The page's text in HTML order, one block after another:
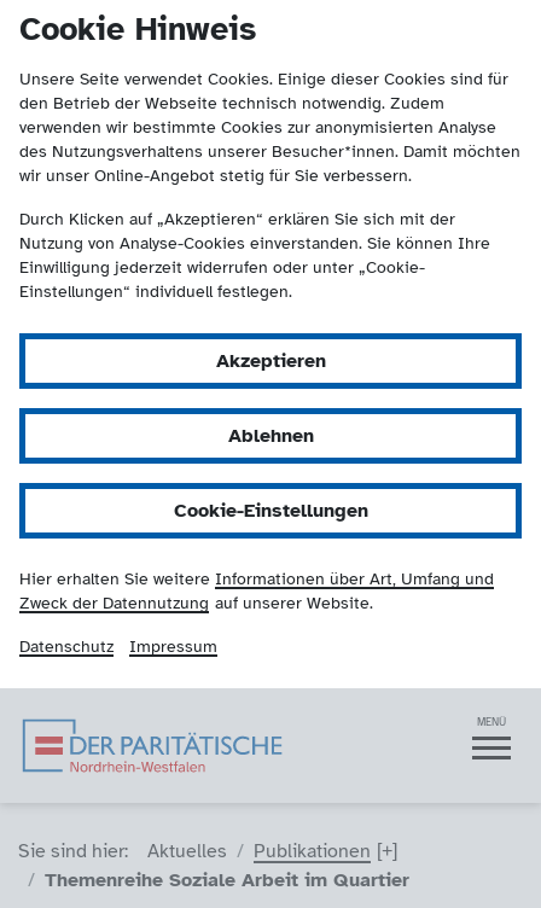
Cookie Hinweis
Unsere Seite verwendet Cookies. Einige dieser Cookies sind für
den Betrieb der Webseite technisch notwendig. Zudem
verwenden wir bestimmte Cookies zur anonymisierten Analyse
des Nutzungsverhaltens unserer Besucher*innen. Damit möchten
wir unser Online-Angebot stetig für Sie verbessern.
Durch Klicken auf „Akzeptieren“ erklären Sie sich mit der
Nutzung von Analyse-Cookies einverstanden. Sie können Ihre
Einwilligung jederzeit widerrufen oder unter „Cookie-
Einstellungen“ individuell festlegen.
Akzeptieren
Ablehnen
Cookie-Einstellungen
Hier erhalten Sie weitere Informationen über Art, Umfang und
Zweck der Datennutzung auf unserer Website.
Datenschutz Impressum
Der Paritätische NRW
springen
(Kontakt und Suche) springen.
Navigation MENÜ
Sie sind hier (Breadcrumb)
Sie sind hier: Aktuelles
Publikationen
Themenreihe Soziale Arbeit im Quartier